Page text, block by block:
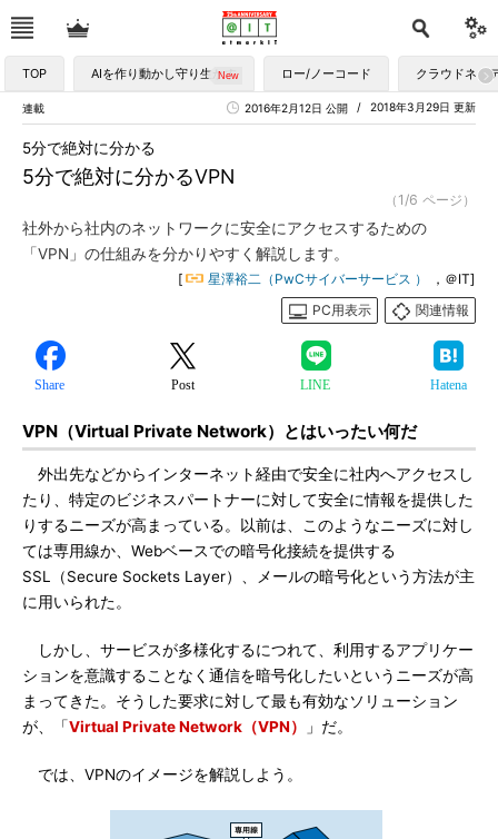
TOP AIを作り動かし守り生かす ロー/ノーコード クラウドネイ
連載 2018年3月29日 更新
2016年2月12日 公開
5分で絶対に分かるVPN
5分で絶対に分かる
（1/6 ページ）
社外から社内のネットワークに安全にアクセスするための
「VPN」の仕組みを分かりやすく解説します。
[ 星澤裕二（PwCサイバーサービス ）
，＠IT]
PC用表示
関連情報
Share Post LINE Hatena
VPN（Virtual Private Network）とはいったい何だ
外出先などからインターネット経由で安全に社内へアクセスし
たり、特定のビジネスパートナーに対して安全に情報を提供した
りするニーズが高まっている。以前は、このようなニーズに対し
ては専用線か、Webベースでの暗号化接続を提供する
SSL（Secure Sockets Layer）、メールの暗号化という方法が主
に用いられた。
しかし、サービスが多様化するにつれて、利用するアプリケー
ションを意識することなく通信を暗号化したいというニーズが高
まってきた。そうした要求に対して最も有効なソリューション
が、「Virtual Private Network（VPN） 」だ。
では、VPNのイメージを解説しよう。